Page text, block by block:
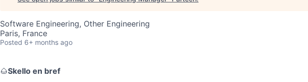
Software Engineering, Other Engineering
Paris, France
Posted 6+ months ago
🌰Skello en bref